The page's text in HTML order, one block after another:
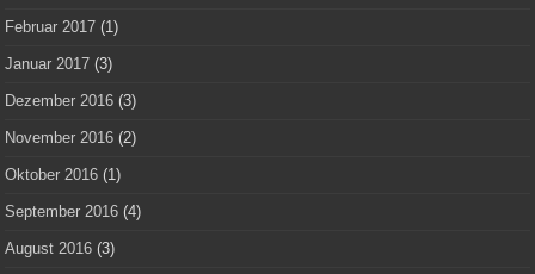
Februar 2017 (1)
Januar 2017 (3)
Dezember 2016 (3)
November 2016 (2)
Oktober 2016 (1)
September 2016 (4)
August 2016 (3)